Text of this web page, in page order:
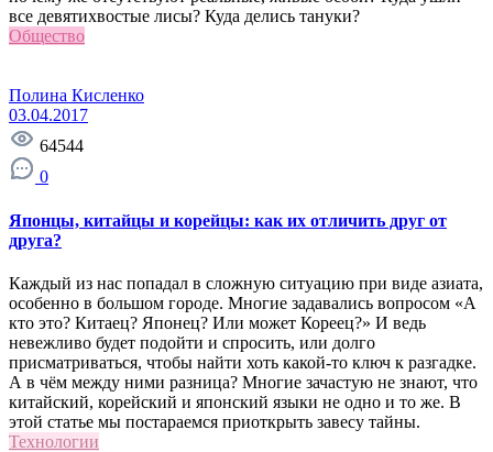
все девятихвостые лисы? Куда делись тануки?
Общество
Полина Кисленко
03.04.2017
64544
0
Японцы, китайцы и корейцы: как их отличить друг от
друга?
Каждый из нас попадал в сложную ситуацию при виде азиата,
особенно в большом городе. Многие задавались вопросом «А
кто это? Китаец? Японец? Или может Кореец?» И ведь
невежливо будет подойти и спросить, или долго
присматриваться, чтобы найти хоть какой-то ключ к разгадке.
А в чём между ними разница? Многие зачастую не знают, что
китайский, корейский и японский языки не одно и то же. В
этой статье мы постараемся приоткрыть завесу тайны.
Технологии